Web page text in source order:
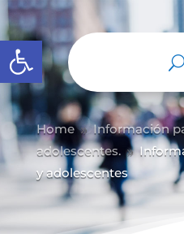
Abrir barra de herramientas
Home 9 Información
adolescentes. 9
y adolescentes